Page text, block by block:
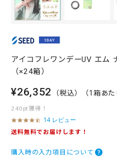
アイコフレワンデーUV エム
（×24箱）
¥26,352 （税込） （1箱あた
240pt獲得！
4
.
t
14 レビュー
送料無料でお届けします！
購入時の入力項目について